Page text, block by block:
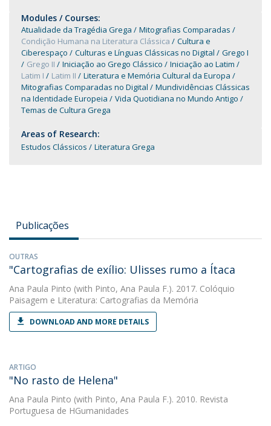
Modules / Courses:
Atualidade da Tragédia Grega
Mitografias Comparadas
Condição Humana na Literatura Clássica
Cultura e
Ciberespaço
Culturas e Línguas Clássicas no Digital
Grego I
Grego II
Iniciação ao Grego Clássico
Iniciação ao Latim
Latim I
Latim II
Literatura e Memória Cultural da Europa
Mitografias Comparadas no Digital
Mundividências Clássicas
na Identidade Europeia
Vida Quotidiana no Mundo Antigo
Temas de Cultura Grega
Areas of Research:
Estudos Clássicos Literatura Grega
Publicações
OUTRAS
"Cartografias de exílio: Ulisses rumo a Ítaca
Ana Paula Pinto (with Pinto, Ana Paula F.). 2017. Colóquio
Paisagem e Literatura: Cartografias da Memória
DOWNLOAD AND MORE DETAILS
ARTIGO
"No rasto de Helena"
Ana Paula Pinto (with Pinto, Ana Paula F.). 2010. Revista
Portuguesa de HGumanidades